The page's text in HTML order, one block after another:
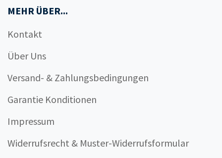
MEHR ÜBER...
Kontakt
Über Uns
Versand- & Zahlungsbedingungen
Garantie Konditionen
Impressum
Widerrufsrecht & Muster-Widerrufsformular